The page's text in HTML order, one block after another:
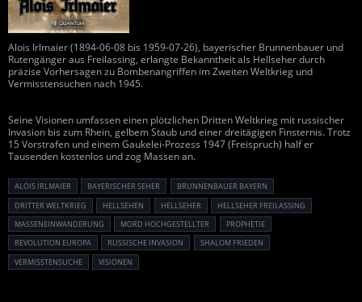
Alois Irlmaier (1894-06-08 bis 1959-07-26), bayerischer Brunnenbauer und
Rutengänger aus Freilassing, erlangte Bekanntheit als Hellseher durch
präzise Vorhersagen zu Bombenangriffen im Zweiten Weltkrieg und
Vermisstensuchen nach 1945.
Seine Visionen umfassen einen plötzlichen Dritten Weltkrieg mit russischer
Invasion bis zum Rhein, gelbem Staub und einer dreitägigen Finsternis. Trotz
15 Vorstrafen und einem Gaukelei-Prozess 1947 (Freispruch) half er
Tausenden kostenlos und zog Massen an.
ALOIS IRLMAIER BAYERISCHER SEHER
BRUNNENBAUER BAYERN
DRITTER WELTKRIEG
HELLSEHEN HELLSEHER
HELLSEHER FREILASSING
MASSENEINWANDERUNG
MORD HOCHGESTELLTER
PROPHETIE
REVOLUTION EUROPA
RUSSISCHE INVASION
SHALOM FRIEDEN
VERMISSTENSUCHE
VISIONEN